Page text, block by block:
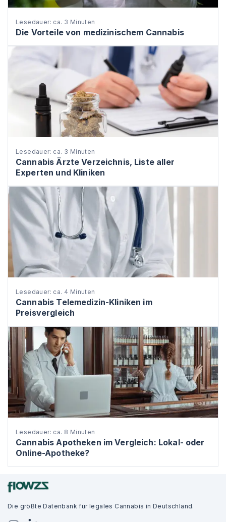
Lesedauer: ca. 3 Minuten
Die Vorteile von medizinischem Cannabis
Lesedauer: ca. 3 Minuten
Cannabis Ärzte Verzeichnis, Liste aller
Experten und Kliniken
Lesedauer: ca. 4 Minuten
Cannabis Telemedizin-Kliniken im
Preisvergleich
Lesedauer: ca. 8 Minuten
Cannabis Apotheken im Vergleich: Lokal- oder
Online-Apotheke?
Die größte Datenbank für legales Cannabis in Deutschland.